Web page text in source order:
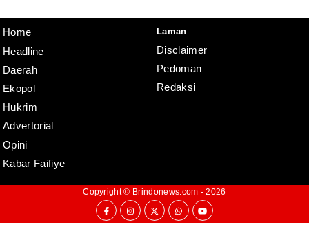
Home
Headline
Daerah
Ekopol
Hukrim
Advertorial
Opini
Kabar Faifiye
Laman
Disclaimer
Pedoman
Redaksi
Copyright © Brindonews.com - 2026